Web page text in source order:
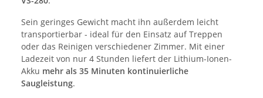
Sein geringes Gewicht macht ihn außerdem leicht
transportierbar - ideal für den Einsatz auf Treppen
oder das Reinigen verschiedener Zimmer. Mit einer
Ladezeit von nur 4 Stunden liefert der Lithium-Ionen-
Akku mehr als 35 Minuten kontinuierliche
Saugleistung.